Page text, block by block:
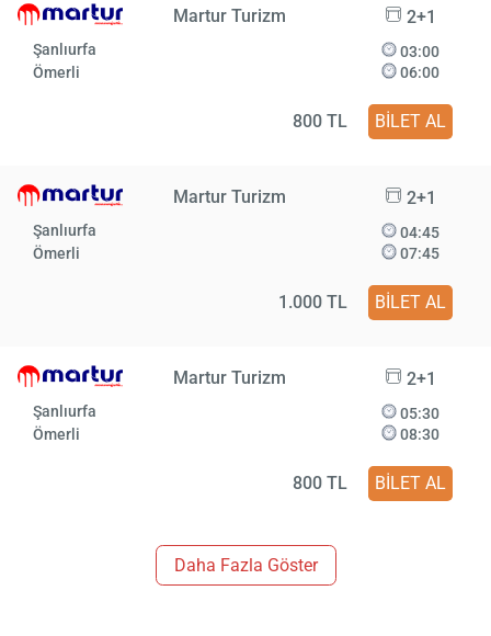
Martur Turizm 2+1
Şanlıurfa
Ömerli
03:00
06:00
800 TL BİLET AL
Martur Turizm 2+1
Şanlıurfa
Ömerli
04:45
07:45
1.000 TL BİLET AL
Martur Turizm 2+1
Şanlıurfa
Ömerli
05:30
08:30
800 TL BİLET AL
Daha Fazla Göster